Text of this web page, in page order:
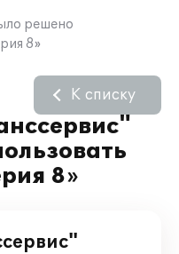
решено
8»
8»
К списку